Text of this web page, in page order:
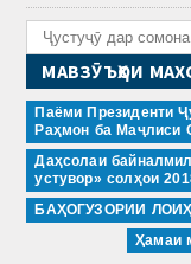
МАВЗӮЪҲОИ
Паёми Президенти
Раҳмон ба Маҷлиси
Даҳсолаи
устувор» солҳои
БАҲОГУЗОРИИ
Ҳамаи